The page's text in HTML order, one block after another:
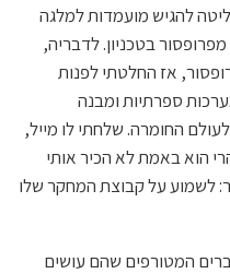
להגיש מועמדות למלגה
בטכניון. לדבריה,
אז החלטתי לפנות
ספרתיות ומבנה
החומרה. שלחתי לו מייל,
הוא באמת לא הכיר אותי
לשמוע על קבוצת המחקר שלו
המטורפים שהם עושים